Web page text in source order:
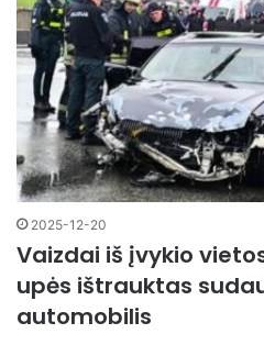
2025-12-20
Vaizdai iš įvykio
upės ištrauktas
automobilis